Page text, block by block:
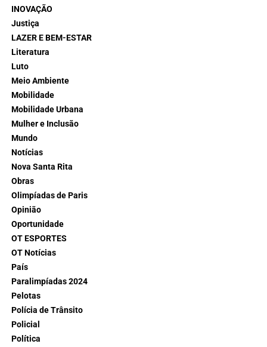
INOVAÇÃO
Justiça
LAZER E BEM-ESTAR
Literatura
Luto
Meio Ambiente
Mobilidade
Mobilidade Urbana
Mulher e Inclusão
Mundo
Notícias
Nova Santa Rita
Obras
Olimpíadas de Paris
Opinião
Oportunidade
OT ESPORTES
OT Notícias
País
Paralimpíadas 2024
Pelotas
Polícia de Trânsito
Policial
Política